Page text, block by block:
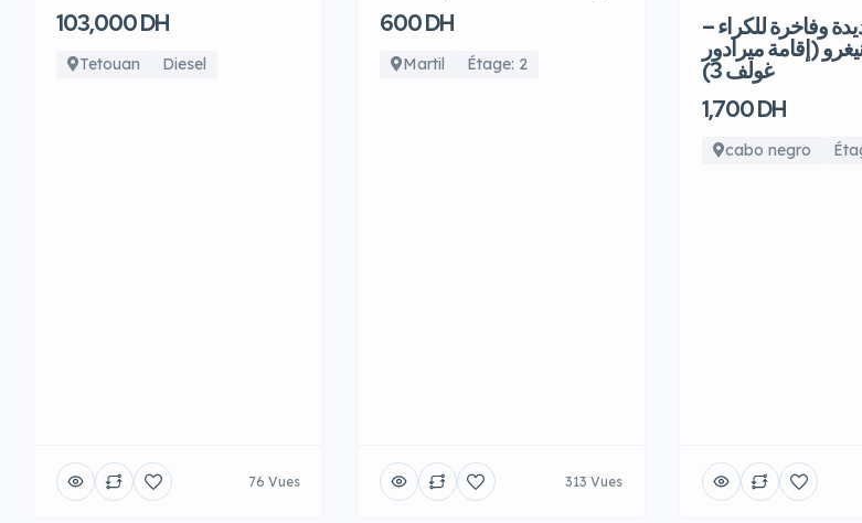
103,000 DH
Tetouan Diesel
76 Vues
600 DH
Martil Étage: 2
313 Vues
وفاخرة للكراء –
(إقامة ميرادور
غولف 3)
1,700 DH
cabo negro